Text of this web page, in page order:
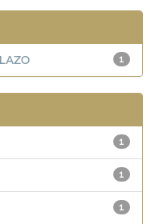
1
1
1
1